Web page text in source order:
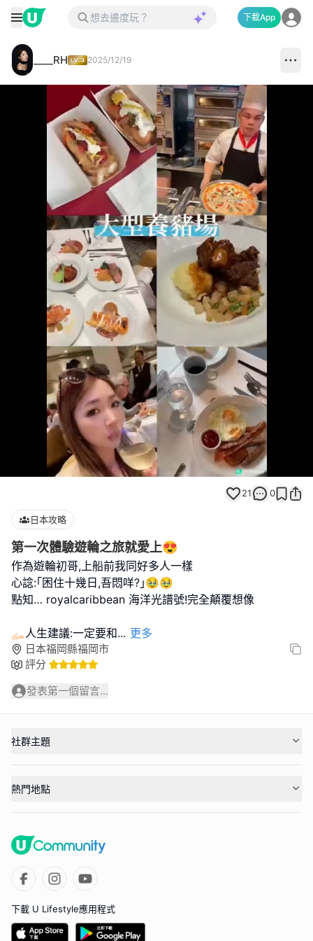
下載App
____RH 2025/12/19
Loaded
100.00%
21 0
日本攻略
第一次體驗遊輪之旅就愛上😍
作為遊輪初哥,上船前我同好多人一樣
心諗:｢困住十幾日,吾悶咩?｣🥹🥹
點知… royalcaribbean 海洋光譜號!完全顛覆想像
🫴🏻人生建議:一定要和... 更多
日本福岡縣福岡市
評分
發表第一個留言...
社群主題
熱門地點
下載 U Lifestyle應用程式